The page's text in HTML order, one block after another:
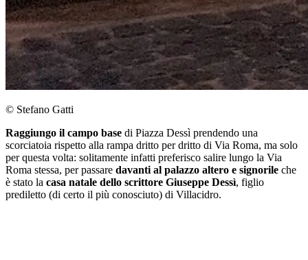
© Stefano Gatti
Raggiungo il campo base di Piazza Dessì prendendo una
scorciatoia rispetto alla rampa dritto per dritto di Via Roma, ma solo
per questa volta: solitamente infatti preferisco salire lungo la Via
Roma stessa, per passare davanti al palazzo altero e signorile che
è stato la casa natale dello scrittore Giuseppe Dessì, figlio
prediletto (di certo il più conosciuto) di Villacidro.